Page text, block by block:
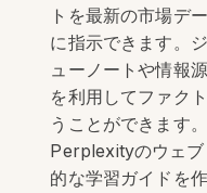
トを最新の市場デ
に指示できます。
ューノートや情報
を利用してファク
うことができます
Perplexityのウェ
的な学習ガイドを